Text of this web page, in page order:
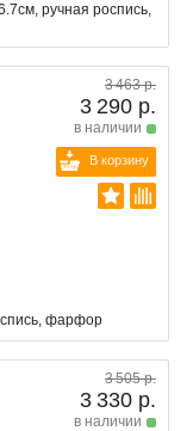
ручная роспись,
3 463 р.
3 290 р.
в наличии
В корзину
фарфор
3 505 р.
3 330 р.
в наличии